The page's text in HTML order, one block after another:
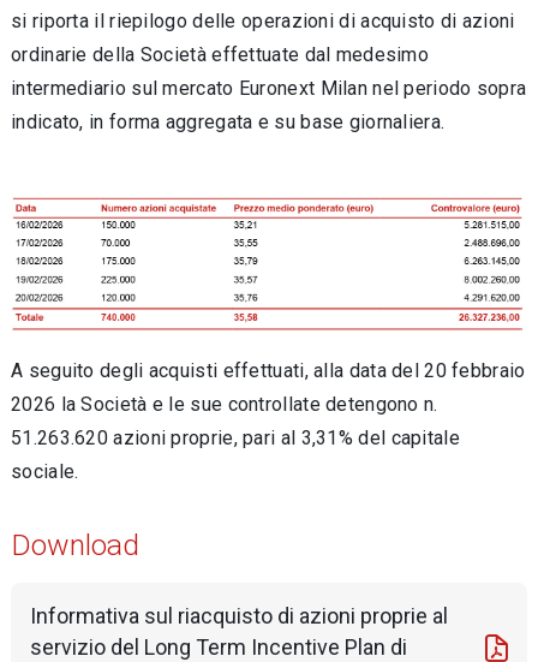
si riporta il riepilogo delle operazioni di acquisto di azioni
ordinarie della Società effettuate dal medesimo
intermediario sul mercato Euronext Milan nel periodo sopra
indicato, in forma aggregata e su base giornaliera.
A seguito degli acquisti effettuati, alla data del 20 febbraio
2026 la Società e le sue controllate detengono n.
51.263.620 azioni proprie, pari al 3,31% del capitale
sociale.
Download
Informativa sul riacquisto di azioni proprie al
servizio del Long Term Incentive Plan di